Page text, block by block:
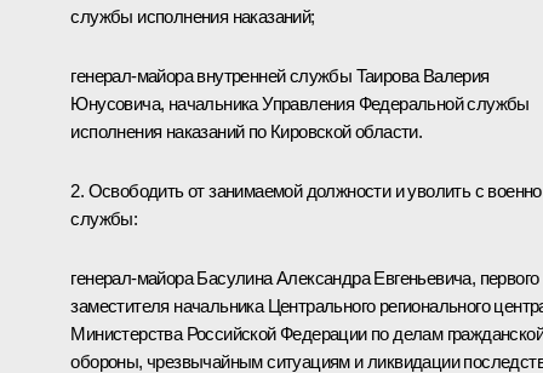
службы исполнения наказаний;
генерал-майора внутренней службы Таирова Валерия
Юнусовича, начальника Управления Федеральной службы
исполнения наказаний по Кировской области.
2. Освободить от занимаемой должности и уволить с
службы:
генерал-майора Басулина Александра Евгеньевича, первого
заместителя начальника Центрального регионального
Министерства Российской Федерации по делам гражданской
обороны, чрезвычайным ситуациям и ликвидации